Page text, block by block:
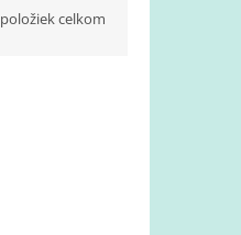
položiek celkom